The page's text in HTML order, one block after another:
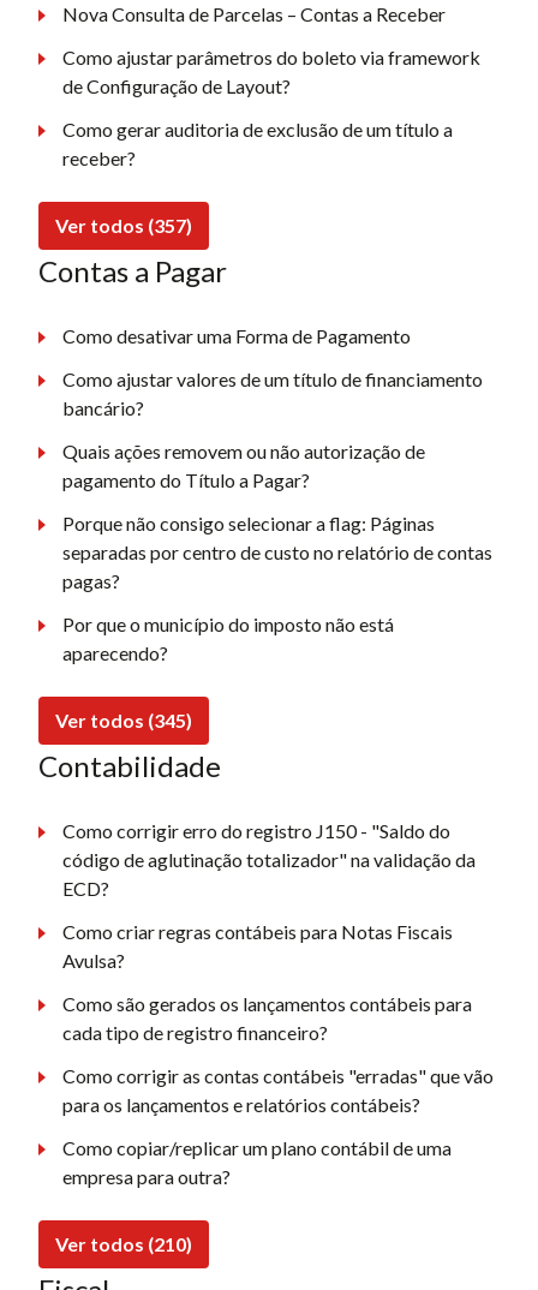
Nova Consulta de Parcelas – Contas a Receber
Como ajustar parâmetros do boleto via framework
de Configuração de Layout?
Como gerar auditoria de exclusão de um título a
receber?
Ver todos (357)
Contas a Pagar
Como desativar uma Forma de Pagamento
Como ajustar valores de um título de financiamento
bancário?
Quais ações removem ou não autorização de
pagamento do Título a Pagar?
Porque não consigo selecionar a flag: Páginas
separadas por centro de custo no relatório de contas
pagas?
Por que o município do imposto não está
aparecendo?
Ver todos (345)
Contabilidade
Como corrigir erro do registro J150 - "Saldo do
código de aglutinação totalizador" na validação da
ECD?
Como criar regras contábeis para Notas Fiscais
Avulsa?
Como são gerados os lançamentos contábeis para
cada tipo de registro financeiro?
Como corrigir as contas contábeis "erradas" que vão
para os lançamentos e relatórios contábeis?
Como copiar/replicar um plano contábil de uma
empresa para outra?
Ver todos (210)